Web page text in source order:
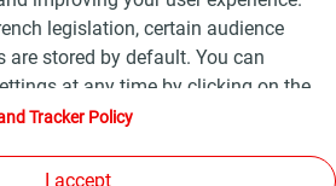
de Vente Bois
legislation, certain audience
are stored by default. You can
at any time by clicking on the
By clicking on the "Accept"
only the technical cookies
Tracker Policy
I accept